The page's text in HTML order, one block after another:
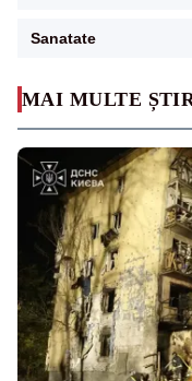
MAI MULTE
Sanatate